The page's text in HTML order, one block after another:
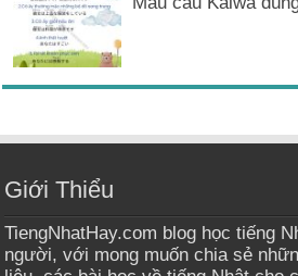
Giới Thiểu
TiengNhatHay.com blog học tiếng
người, với mong muốn chia sẻ